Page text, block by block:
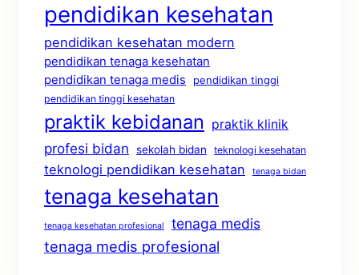
pendidikan kesehatan
pendidikan kesehatan modern
pendidikan tenaga kesehatan
pendidikan tenaga medis
pendidikan tinggi
pendidikan tinggi kesehatan
praktik kebidanan praktik klinik
profesi bidan sekolah bidan teknologi kesehatan
teknologi pendidikan kesehatan tenaga bidan
tenaga kesehatan
tenaga kesehatan profesional tenaga medis
tenaga medis profesional